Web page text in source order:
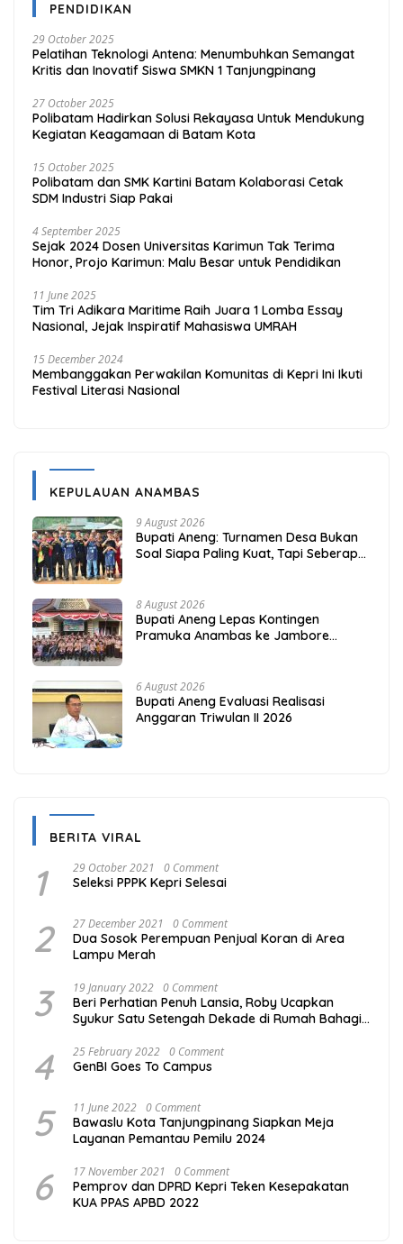
PENDIDIKAN
29 October 2025
Pelatihan Teknologi Antena: Menumbuhkan Semangat
Kritis dan Inovatif Siswa SMKN 1 Tanjungpinang
27 October 2025
Polibatam Hadirkan Solusi Rekayasa Untuk Mendukung
Kegiatan Keagamaan di Batam Kota
15 October 2025
Polibatam dan SMK Kartini Batam Kolaborasi Cetak
SDM Industri Siap Pakai
4 September 2025
Sejak 2024 Dosen Universitas Karimun Tak Terima
Honor, Projo Karimun: Malu Besar untuk Pendidikan
11 June 2025
Tim Tri Adikara Maritime Raih Juara 1 Lomba Essay
Nasional, Jejak Inspiratif Mahasiswa UMRAH
15 December 2024
Membanggakan Perwakilan Komunitas di Kepri Ini Ikuti
Festival Literasi Nasional
KEPULAUAN ANAMBAS
9 August 2026
Bupati Aneng: Turnamen Desa Bukan
Soal Siapa Paling Kuat, Tapi Seberapa
8 August 2026
Bupati Aneng Lepas Kontingen
Pramuka Anambas ke Jambore
6 August 2026
Bupati Aneng Evaluasi Realisasi
Anggaran Triwulan II 2026
BERITA VIRAL
1 29 October 2021 0 Comment
Seleksi PPPK Kepri Selesai
2 27 December 2021 0 Comment
Dua Sosok Perempuan Penjual Koran di Area
Lampu Merah
3 19 January 2022 0 Comment
Beri Perhatian Penuh Lansia, Roby Ucapkan
Syukur Satu Setengah Dekade di Rumah Bahagia
4 25 February 2022 0 Comment
GenBI Goes To Campus
5 11 June 2022 0 Comment
Bawaslu Kota Tanjungpinang Siapkan Meja
Layanan Pemantau Pemilu 2024
6 17 November 2021 0 Comment
Pemprov dan DPRD Kepri Teken Kesepakatan
KUA PPAS APBD 2022